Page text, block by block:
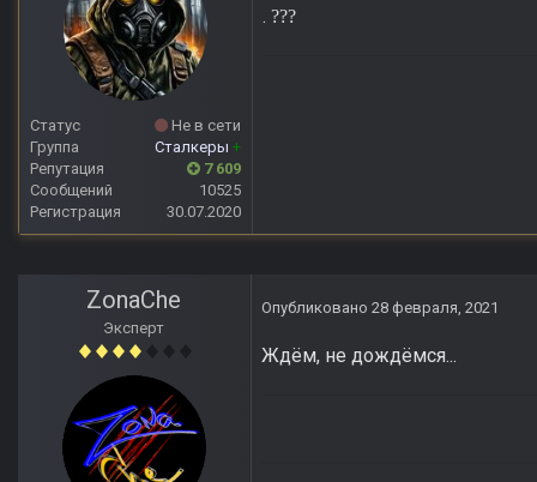
Статус
Не в сети
Группа
Сталкеры +
Репутация
7 609
Сообщений
10525
Регистрация
30.07.2020
. ???
ZonaChe
Эксперт
Опубликовано 28 февраля, 2021
Ждём, не дождёмся...